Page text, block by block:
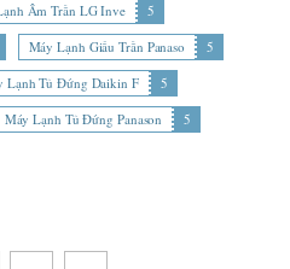
Âm Trần LG Inve
5
Máy Lạnh Giấu Trần Panaso
5
Lạnh Tủ Đứng Daikin F
5
Máy Lạnh Tủ Đứng Panason 5